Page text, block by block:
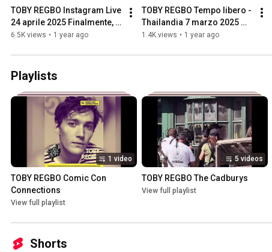
TOBY REGBO Instagram Live
24 aprile 2025 Finalmente,
una nuova diretta! (Grazie!)
6.5K views • 1 year ago
TOBY REGBO Tempo libero -
Thailandia 7 marzo 2025
Rawai Muay Thai (Intervista
1.4K views • 1 year ago
Playlists
1 video
TOBY REGBO Comic Con
Connections
View full playlist
5 videos
TOBY REGBO The Cadburys
View full playlist
Shorts